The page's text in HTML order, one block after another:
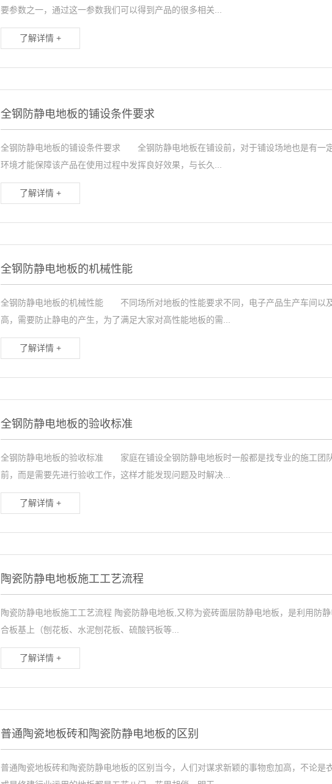
要参数之一，通过这一参数我们可以得到产品的很多相关...
了解详情 +
全钢防静电地板的铺设条件要求
全钢防静电地板的铺设条件要求 全钢防静电地板在铺设前，对于铺设场地也是有一
环境才能保障该产品在使用过程中发挥良好效果，与长久...
了解详情 +
全钢防静电地板的机械性能
全钢防静电地板的机械性能 不同场所对地板的性能要求不同，电子产品生产车间以
高，需要防止静电的产生，为了满足大家对高性能地板的需...
了解详情 +
全钢防静电地板的验收标准
全钢防静电地板的验收标准 家庭在铺设全钢防静电地板时一般都是找专业的施工团
前，而是需要先进行验收工作，这样才能发现问题及时解决...
了解详情 +
陶瓷防静电地板施工工艺流程
陶瓷防静电地板施工工艺流程 陶瓷防静电地板,又称为瓷砖面层防静电地板，是利用防
合板基上（刨花板、水泥刨花板、硫酸钙板等...
了解详情 +
普通陶瓷地板砖和陶瓷防静电地板的区别
普通陶瓷地板砖和陶瓷防静电地板的区别当今，人们对谋求新颖的事物愈加高，不论是